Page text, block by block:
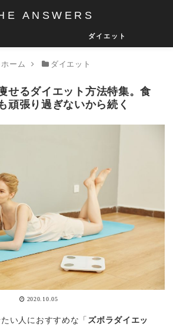
ANSWERS
ダイエット
ホーム ダイエット
せるダイエット方法特集。食
頑張り過ぎないから続く
2020.10.05
い人におすすめな「 ズボラダイエッ